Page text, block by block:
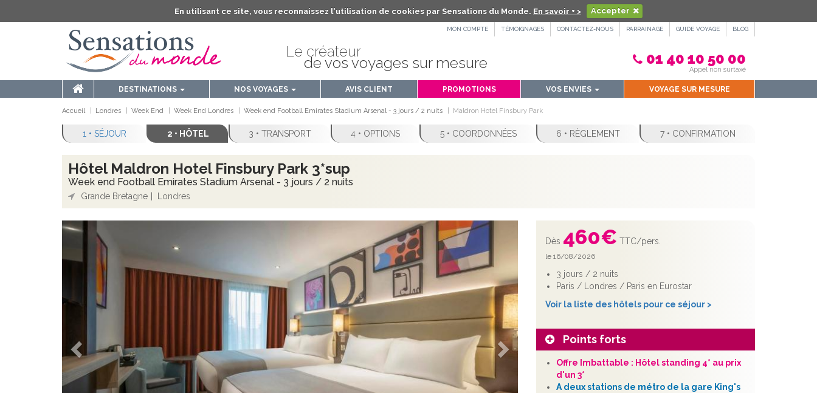
En utilisant ce site, vous reconnaissez l'utilisation de cookies par Sensations du Monde. En savoir + > Accepter
MON COMPTE TÉMOIGNAGES CONTACTEZ-NOUS PARRAINAGE GUIDE VOYAGE BLOG
Le créateur
de vos voyages sur mesure 01 40 10 50 00
Appel non surtaxé
DESTINATIONS NOS VOYAGES AVIS CLIENT PROMOTIONS VOS ENVIES VOYAGE SUR MESURE
Accueil Londres Week End Week End Londres Week end Football Emirates Stadium Arsenal - 3 jours / 2 nuits Maldron Hotel Finsbury Park
1 • SÉJOUR 2 • HÔTEL 3 • TRANSPORT 4 • OPTIONS 5 • COORDONNÉES 6 • RÈGLEMENT 7 • CONFIRMATION
Hôtel Maldron Hotel Finsbury Park 3*sup
Week end Football Emirates Stadium Arsenal - 3 jours / 2 nuits
Grande Bretagne Londres
Dès 460€ TTC/pers.
le 16/08/2026
3 jours / 2 nuits
Paris / Londres / Paris en Eurostar
Voir la liste des hôtels pour ce séjour >
Points forts
Offre Imbattable : Hôtel standing 4* au prix
d'un 3*
A deux stations de métro de la gare King's
Suivant